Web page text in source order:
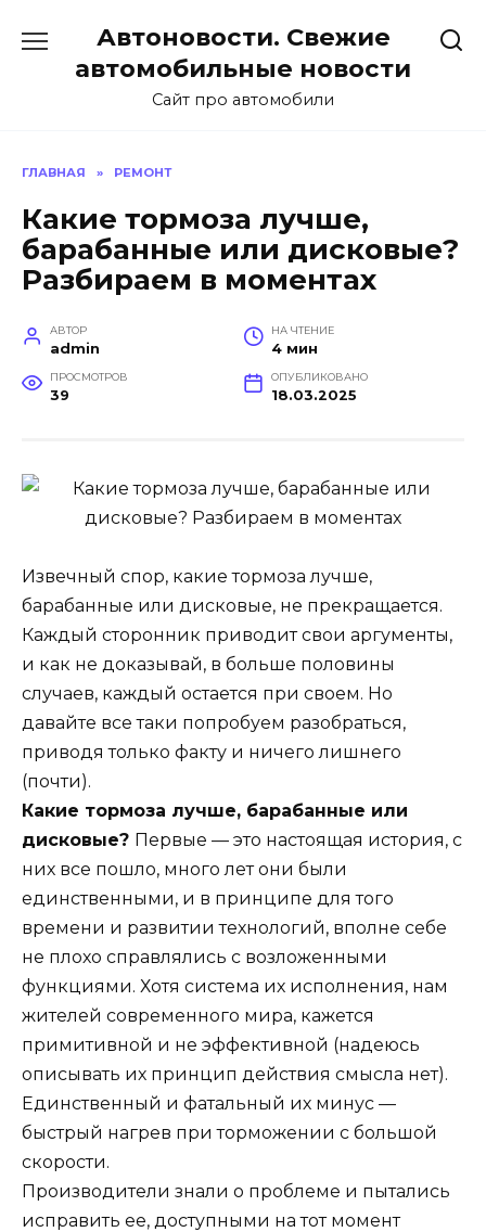
содержанию
Автоновости. Свежие
автомобильные новости
Сайт про автомобили
ГЛАВНАЯ » РЕМОНТ
Какие тормоза лучше,
барабанные или дисковые?
Разбираем в моментах
АВТОР
admin
НА ЧТЕНИЕ
4 мин
ПРОСМОТРОВ
39
ОПУБЛИКОВАНО
18.03.2025
Извечный спор, какие тормоза лучше,
барабанные или дисковые, не прекращается.
Каждый сторонник приводит свои аргументы,
и как не доказывай, в больше половины
случаев, каждый остается при своем. Но
давайте все таки попробуем разобраться,
приводя только факту и ничего лишнего
(почти).
Какие тормоза лучше, барабанные или
дисковые? Первые — это настоящая история, с
них все пошло, много лет они были
единственными, и в принципе для того
времени и развитии технологий, вполне себе
не плохо справлялись с возложенными
функциями. Хотя система их исполнения, нам
жителей современного мира, кажется
примитивной и не эффективной (надеюсь
описывать их принцип действия смысла нет).
Единственный и фатальный их минус —
быстрый нагрев при торможении с большой
скорости.
Производители знали о проблеме и пытались
исправить ее, доступными на тот момент